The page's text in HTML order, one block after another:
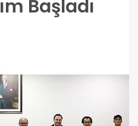
Başladı